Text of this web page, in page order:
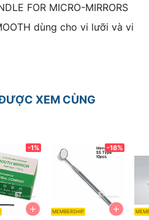
FOR MICRO-MIRRORS
dùng cho vi lưỡi và vi
XEM CÙNG
+
-1%
+
-18%
MEMBERSHIP